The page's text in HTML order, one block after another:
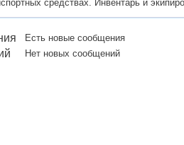
средствах. Инвентарь и
Есть новые сообщения
Нет новых сообщений